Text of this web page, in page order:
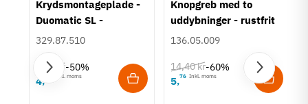
550 mm
Til bord med sarg
Tilstand
Ny
Krydsmontageplade -
Duomatic SL -
Euroskruer
329.87.510
9,25 kr-50%
4, Inkl. moms
Knopgreb med to
uddybninger - rustfrit
stål
136.05.009
14,40 kr-60%
5,76 Inkl. moms